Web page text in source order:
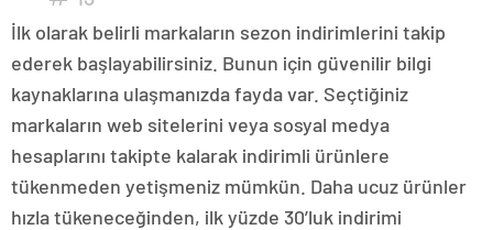
İlk olarak belirli markaların sezon indirimlerini takip
ederek başlayabilirsiniz. Bunun için güvenilir bilgi
kaynaklarına ulaşmanızda fayda var. Seçtiğiniz
markaların web sitelerini veya sosyal medya
hesaplarını takipte kalarak indirimli ürünlere
tükenmeden yetişmeniz mümkün. Daha ucuz ürünler
hızla tükeneceğinden, ilk yüzde 30’luk indirimi